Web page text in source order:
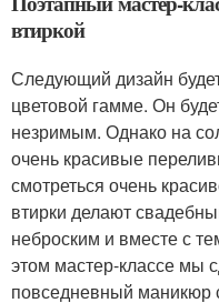
втиркой
Следующий дизайн
цветовой гамме. Он
незримым. Однако на
очень красивые
смотреться очень
втирки делают
неброским и вместе с
этом мастер-классе мы
повседневный маникюр